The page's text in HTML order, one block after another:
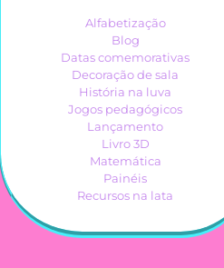
Alfabetização
Blog
Datas comemorativas
Decoração de sala
História na luva
Jogos pedagógicos
Lançamento
Livro 3D
Matemática
Painéis
Recursos na lata